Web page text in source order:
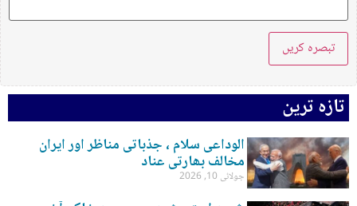
تازہ ترین
الوداعی سلام ، جذباتی مناظر اور ایران
مخالف بھارتی عناد
جولائی 10, 2026